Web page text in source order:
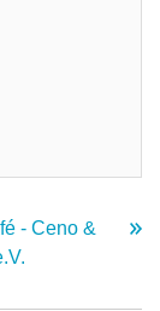
- Ceno &